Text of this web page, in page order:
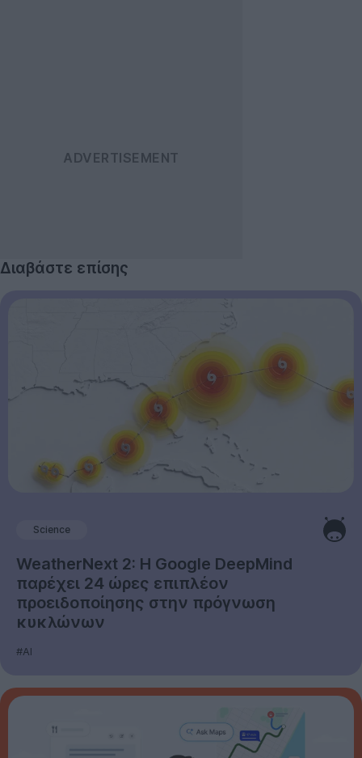
Διαβάστε επίσης
Science
WeatherNext 2: Η Google DeepMind
παρέχει 24 ώρες επιπλέον
προειδοποίησης στην πρόγνωση
κυκλώνων
#AI